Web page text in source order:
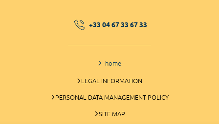
+33 04 67 33 67 33
home
LEGAL INFORMATION
PERSONAL DATA MANAGEMENT POLICY
SITE MAP